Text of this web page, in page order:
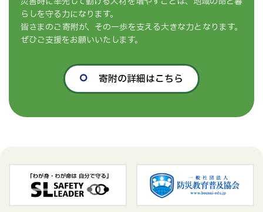
らしを守る力になります。
皆さまのご寄附が、その一歩を支える大きな力となります。
ぜひご支援をお願いいたします。
寄附の詳細はこちら